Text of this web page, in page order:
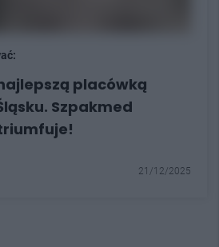
placówką
Szpakmed
21/12/2025